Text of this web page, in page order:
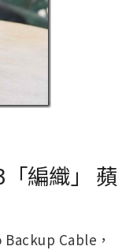
編織」 蘋
Cable，